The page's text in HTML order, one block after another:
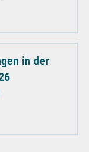
in der